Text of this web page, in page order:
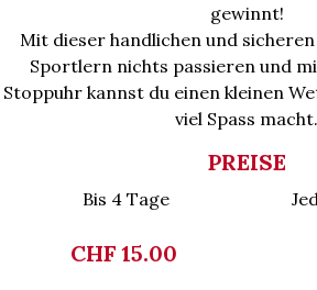
gewinnt!
Mit dieser handlichen und
Sportlern nichts passieren und
Stoppuhr kannst du einen kleinen
viel Spass macht.
PREISE
Bis 4 Tage
CHF 15.00